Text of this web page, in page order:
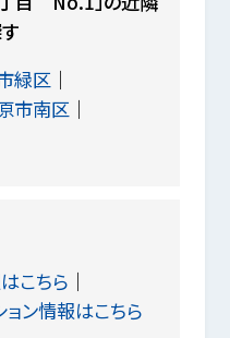
緑区
市南区
こちら
ン情報はこちら